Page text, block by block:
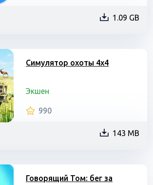
1.09 GB
Симулятор охоты 4х4
Экшен
990
143 MB
Говорящий Том: бег за